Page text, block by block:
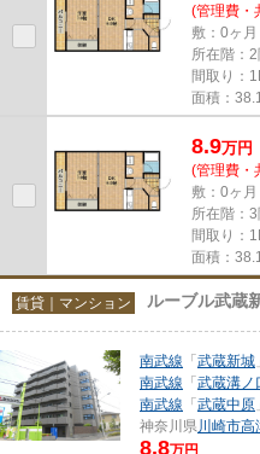
(管理費・
敷：0ヶ
所在階：
間取り：
面積：
8.9万円
(管理費・
敷：0ヶ
所在階：
間取り：
面積：
賃貸｜マンション ルーブル武蔵
南武線 「武蔵新城
南武線 「武蔵溝ノ
南武線 「武蔵中原
神奈川県川崎市高
8.8万円